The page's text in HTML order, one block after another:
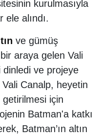
kurulmasıyla
ele alındı.
ve gümüş
araya gelen Vali
dinledi ve projeye
Canalp, heyetin
için
Batman'a katkı
Batman’ın altın